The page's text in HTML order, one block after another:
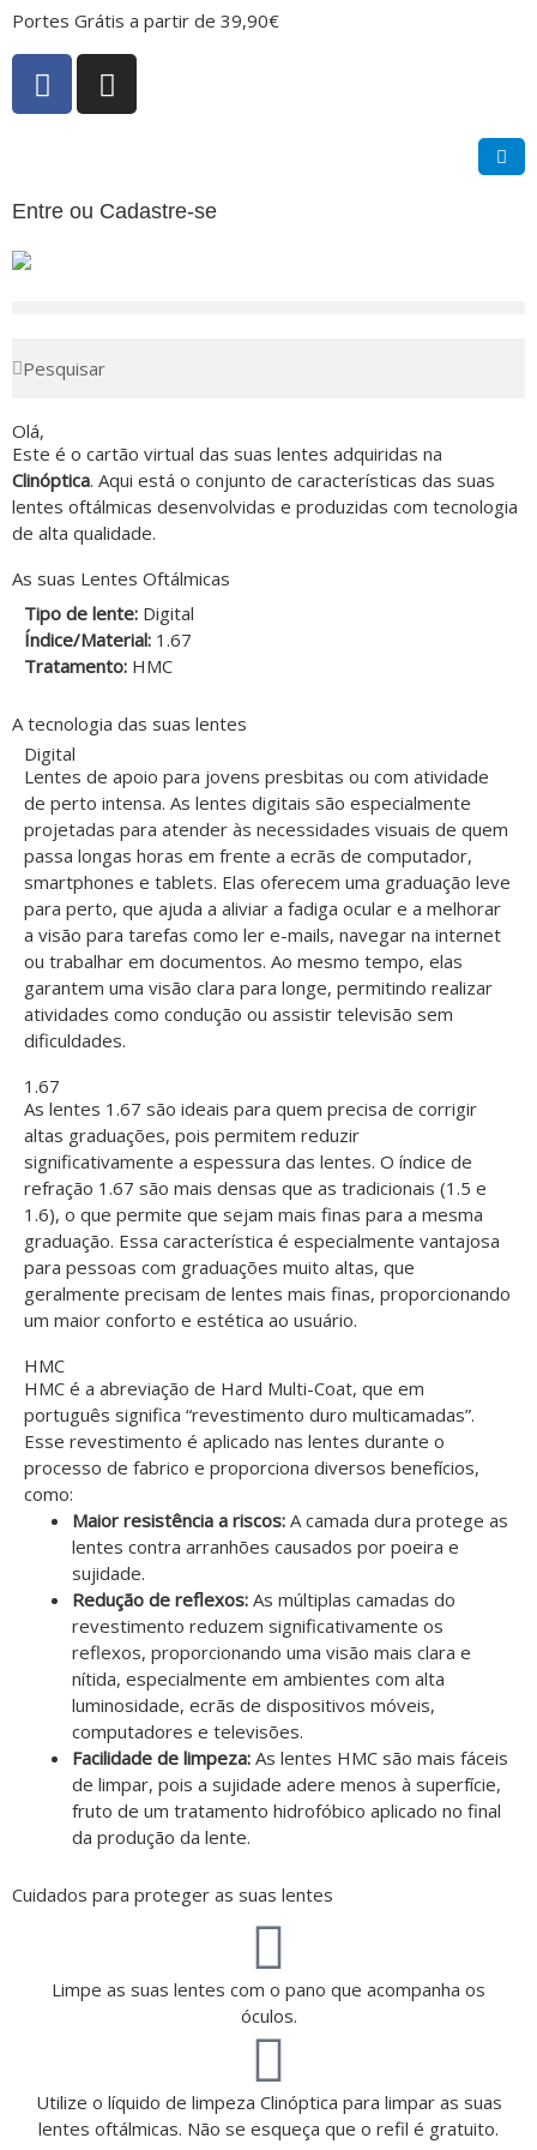
Portes Grátis a partir de 39,90€
Entre ou Cadastre-se
Olá,
Este é o cartão virtual das suas lentes adquiridas na
Clinóptica. Aqui está o conjunto de características das suas
lentes oftálmicas desenvolvidas e produzidas com tecnologia
de alta qualidade.
As suas Lentes Oftálmicas
Tipo de lente: Digital
Índice/Material: 1.67
Tratamento: HMC
A tecnologia das suas lentes
Digital
Lentes de apoio para jovens presbitas ou com atividade
de perto intensa. As lentes digitais são especialmente
projetadas para atender às necessidades visuais de quem
passa longas horas em frente a ecrãs de computador,
smartphones e tablets. Elas oferecem uma graduação leve
para perto, que ajuda a aliviar a fadiga ocular e a melhorar
a visão para tarefas como ler e-mails, navegar na internet
ou trabalhar em documentos. Ao mesmo tempo, elas
garantem uma visão clara para longe, permitindo realizar
atividades como condução ou assistir televisão sem
dificuldades.
1.67
As lentes 1.67 são ideais para quem precisa de corrigir
altas graduações, pois permitem reduzir
significativamente a espessura das lentes. O índice de
refração 1.67 são mais densas que as tradicionais (1.5 e
1.6), o que permite que sejam mais finas para a mesma
graduação. Essa característica é especialmente vantajosa
para pessoas com graduações muito altas, que
geralmente precisam de lentes mais finas, proporcionando
um maior conforto e estética ao usuário.
HMC
HMC é a abreviação de Hard Multi-Coat, que em
português significa “revestimento duro multicamadas”.
Esse revestimento é aplicado nas lentes durante o
processo de fabrico e proporciona diversos benefícios,
como:
Maior resistência a riscos: A camada dura protege as
lentes contra arranhões causados por poeira e
sujidade.
Redução de reflexos: As múltiplas camadas do
revestimento reduzem significativamente os
reflexos, proporcionando uma visão mais clara e
nítida, especialmente em ambientes com alta
luminosidade, ecrãs de dispositivos móveis,
computadores e televisões.
Facilidade de limpeza: As lentes HMC são mais fáceis
de limpar, pois a sujidade adere menos à superfície,
fruto de um tratamento hidrofóbico aplicado no final
da produção da lente.
Cuidados para proteger as suas lentes
Limpe as suas lentes com o pano que acompanha os
óculos.
Utilize o líquido de limpeza Clinóptica para limpar as suas
lentes oftálmicas. Não se esqueça que o refil é gratuito.